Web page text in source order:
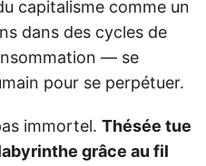
capitalisme comme un
dans des cycles de
— se
pour se perpétuer.
immortel. Thésée tue
grâce au fil